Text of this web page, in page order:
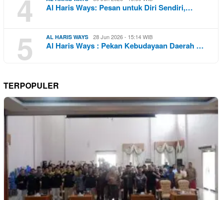
4 Al Haris Ways: Pesan untuk Diri Sendiri,…
5 AL HARIS WAYS 28 Jun 2026 - 15:14 WIB
Al Haris Ways : Pekan Kebudayaan Daerah …
TERPOPULER